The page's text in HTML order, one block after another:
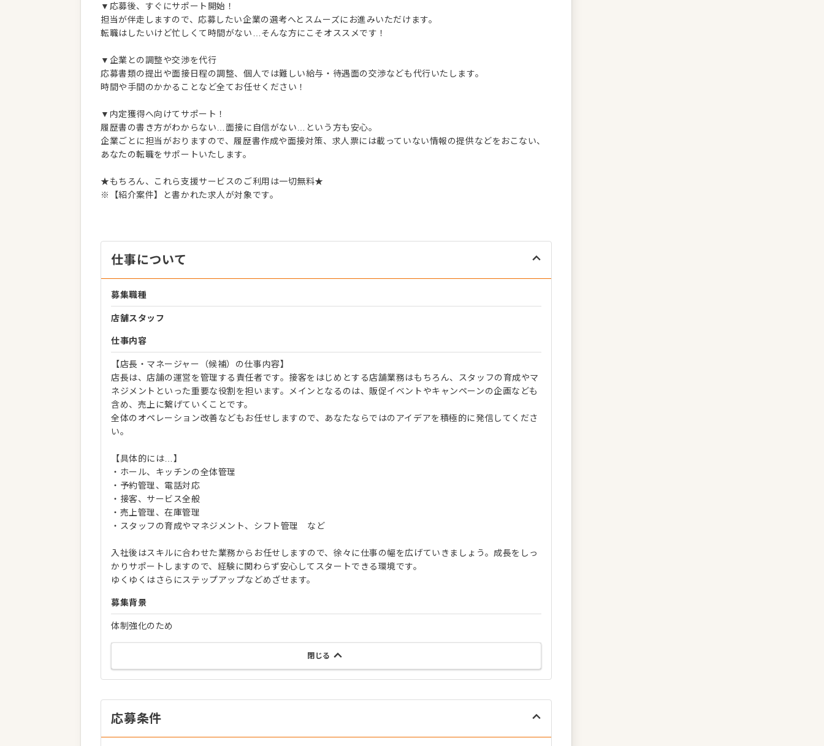
▼応募後、すぐにサポート開始！
担当が伴走しますので、応募したい企業の選考へとスムーズにお進みいただけます。
転職はしたいけど忙しくて時間がない…そんな方にこそオススメです！
▼企業との調整や交渉を代行
応募書類の提出や面接日程の調整、個人では難しい給与・待遇面の交渉なども代行いたします。
時間や手間のかかることなど全てお任せください！
▼内定獲得へ向けてサポート！
履歴書の書き方がわからない…面接に自信がない…という方も安心。
企業ごとに担当がおりますので、履歴書作成や面接対策、求人票には載っていない情報の提供などをおこない、
あなたの転職をサポートいたします。
★もちろん、これら支援サービスのご利用は一切無料★
※【紹介案件】と書かれた求人が対象です。
仕事について
募集職種
店舗スタッフ
仕事内容
【店長・マネージャー（候補）の仕事内容】
店長は、店舗の運営を管理する責任者です。接客をはじめとする店舗業務はもちろん、スタッフの育成やマ
ネジメントといった重要な役割を担います。メインとなるのは、販促イベントやキャンペーンの企画なども
含め、売上に繋げていくことです。
全体のオペレーション改善などもお任せしますので、あなたならではのアイデアを積極的に発信してくださ
い。
【具体的には…】
・ホール、キッチンの全体管理
・予約管理、電話対応
・接客、サービス全般
・売上管理、在庫管理
・スタッフの育成やマネジメント、シフト管理 など
入社後はスキルに合わせた業務からお任せしますので、徐々に仕事の幅を広げていきましょう。成長をしっ
かりサポートしますので、経験に関わらず安心してスタートできる環境です。
ゆくゆくはさらにステップアップなどめざせます。
募集背景
体制強化のため
閉じる
応募条件